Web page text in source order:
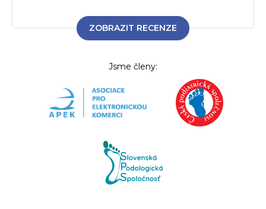
ZOBRAZIT RECENZE
Jsme členy: